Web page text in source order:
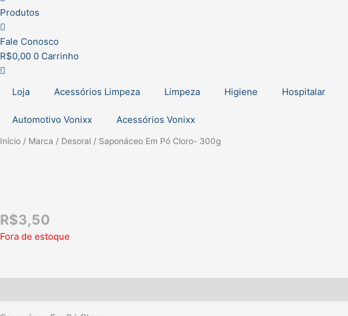
Produtos
Fale Conosco
R$0,00 0 Carrinho
Loja Acessórios Limpeza Limpeza Higiene Hospitalar
Automotivo Vonixx Acessórios Vonixx
Início / Marca / Desoral / Saponáceo Em Pó Cloro- 300g
R$3,50
Fora de estoque